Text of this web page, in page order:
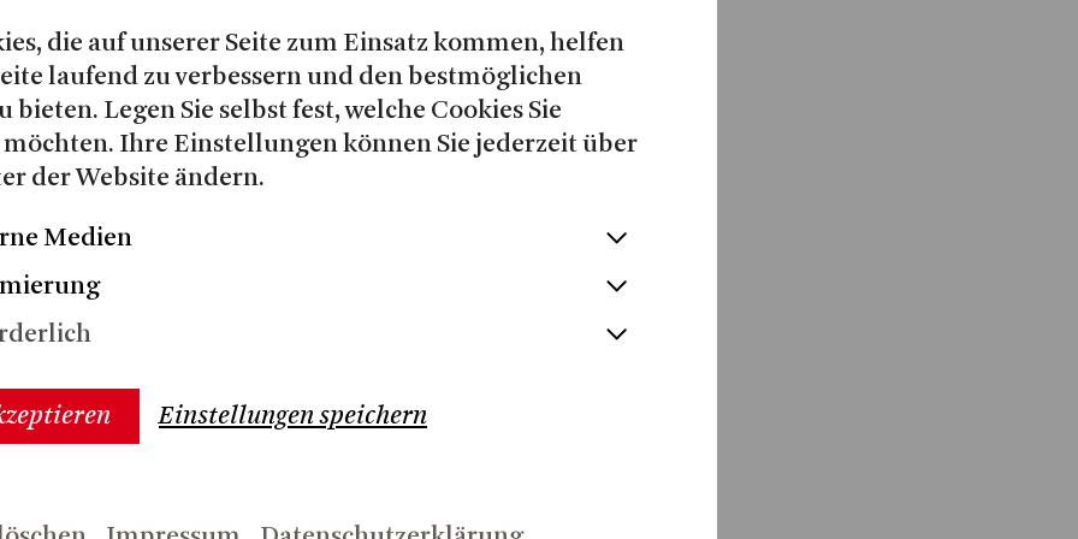
als Opernregisseur, was er
Marelybone Theater
Offies Award gewann.
UND PUSTOTA
BUDDHAS KLEINER
und wurde u. a. am
und in Hellerau gezeigt.
Preise und Nominierungen,
den Goldenen Sofit, den
den GQ Award, den Preis für
DER MANTEL bei den St.
für junge
Made in Russia-Preis. Er lebt
die auf unserer Seite zum Einsatz kommen, helfen
laufend zu verbessern und den bestmöglichen
bieten. Legen Sie selbst fest, welche Cookies Sie
möchten. Ihre Einstellungen können Sie jederzeit über
der Website ändern.
Medien
Einstellungen speichern